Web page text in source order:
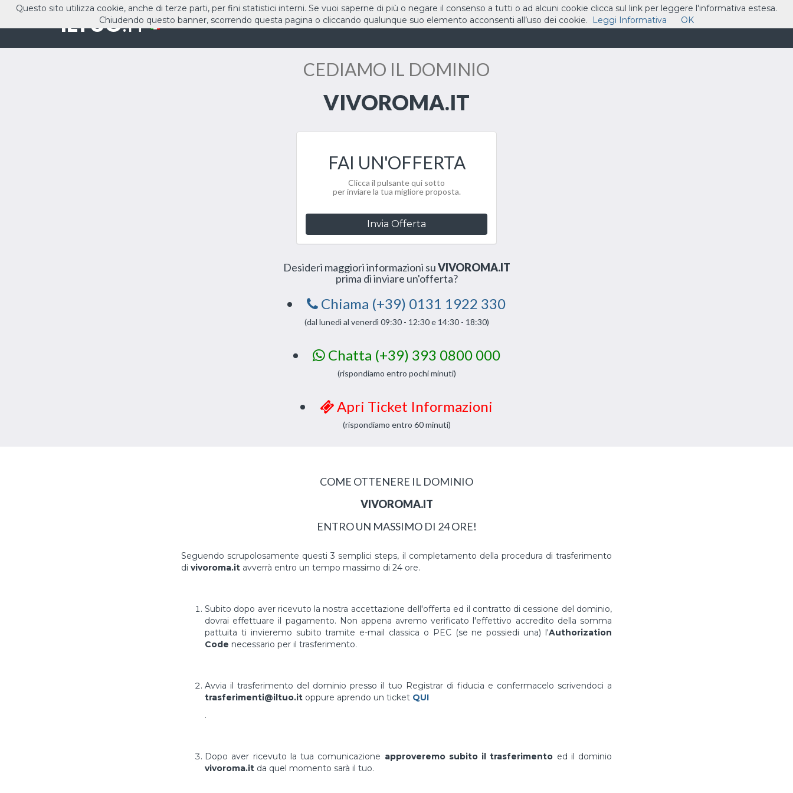
ILTUO.IT HOME DOMINI ASSISTENZA CONTATTI CARRELLO
CEDIAMO IL DOMINIO
VIVOROMA.IT
FAI UN'OFFERTA
Clicca il pulsante qui sotto
per inviare la tua migliore proposta.
Invia Offerta
Desideri maggiori informazioni suVIVOROMA.IT
prima di inviare un'offerta?
Chiama (+39) 0131 1922 330
(dal lunedì al venerdì 09:30 - 12:30 e 14:30 - 18:30)
Chatta (+39) 393 0800 000
(rispondiamo entro pochi minuti)
Apri Ticket Informazioni
(rispondiamo entro 60 minuti)
COME OTTENERE IL DOMINIO
VIVOROMA.IT
ENTRO UN MASSIMO DI 24 ORE!
Seguendo scrupolosamente questi 3 semplici steps, il completamento della procedura di trasferimento
di vivoroma.it avverrà entro un tempo massimo di 24 ore.
Subito dopo aver ricevuto la nostra accettazione dell'offerta ed il contratto di cessione del dominio,
dovrai effettuare il pagamento. Non appena avremo verificato l'effettivo accredito della somma
pattuita ti invieremo subito tramite e-mail classica o PEC (se ne possiedi una) l'Authorization
Code necessario per il trasferimento.
Avvia il trasferimento del dominio presso il tuo Registrar di fiducia e confermacelo scrivendoci a
trasferimenti@iltuo.it oppure aprendo un ticket QUI
.
Dopo aver ricevuto la tua comunicazione approveremo subito il trasferimento ed il dominio
vivoroma.it da quel momento sarà il tuo.
Questo sito utilizza cookie, anche di terze parti, per fini statistici interni. Se vuoi saperne di più o negare il consenso a tutti o ad alcuni cookie clicca sul link per leggere l'informativa estesa.
Chiudendo questo banner, scorrendo questa pagina o cliccando qualunque suo elemento acconsenti all’uso dei cookie.
Leggi Informativa OK